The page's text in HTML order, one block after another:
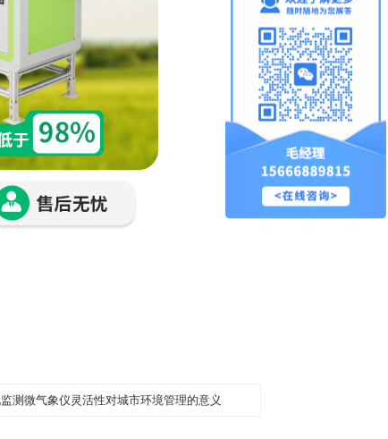
测微气象仪灵活性对城市环境管理的意义